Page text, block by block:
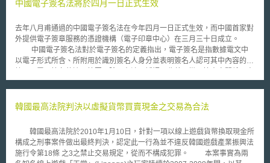
中國電子簽名法將於四月一日正式生效
去年八月甫通過的中國電子簽名法在今年四月一日正式生效，而中國首家對
外提供電子簽章服務的憑證機構（電子印章中心）在三月三十日成立。
中國電子簽名法對於電子簽名的定義指出，電子簽名是指數據電文中
以電子形式所含、所附用於識別簽名人身分並表明簽名人認可其中內容的數
地房屋等不動產權益轉讓、停止供水、供熱、供氣、供電等公用事業服務或
韓國最高法院判決以虛擬貨幣買賣現金之交易為合法
韓國最高法院於2010年1月10日，針對一項以線上遊戲貨幣換取現金所
構成之刑事案件做出最終判決，認定此一行為並不違反韓國遊戲產業振興法
施行令第18條 之3之禁止交易規定，從而不構成犯罪。 本案事實為兩